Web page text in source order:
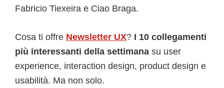
Fabricio Tiexeira e Ciao Braga.
Cosa ti offre Newsletter UX? I 10 collegamenti
più interessanti della settimana su user
experience, interaction design, product design e
usabilità. Ma non solo.